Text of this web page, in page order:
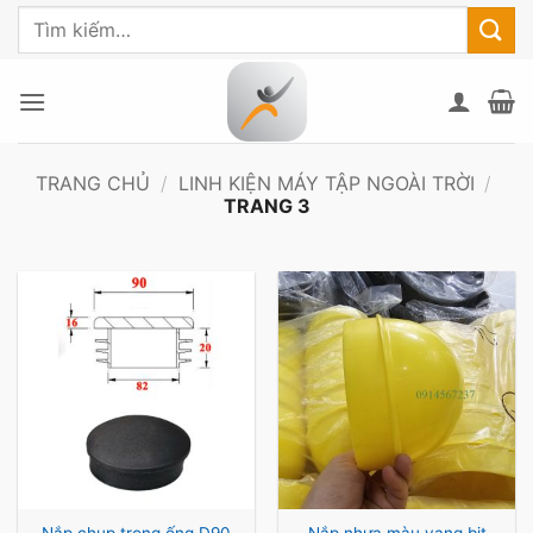
Bỏ
dung
Tìm
TRANG CHỦ / LINH KIỆN MÁY TẬP NGOÀI TRỜI /
TRANG 3